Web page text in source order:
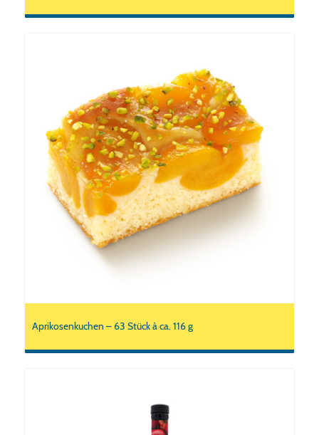
Aprikosenkuchen – 63 Stück à ca. 116 g